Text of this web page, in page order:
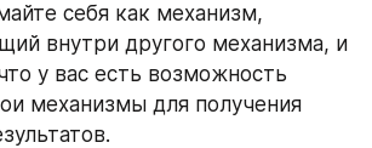
себя как механизм,
внутри другого механизма, и
у вас есть возможность
механизмы для получения